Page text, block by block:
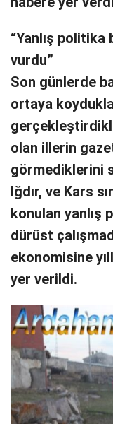
“Yanlış
vurdu”
Son günlerde
ortaya
olan illerin
görmediklerini
Iğdır, ve Kars
konulan yanlış
dürüst
ekonomisine
yer verildi.